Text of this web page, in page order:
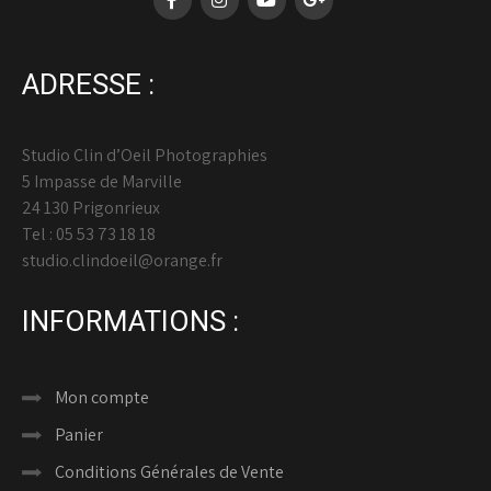
ADRESSE :
Studio Clin d’Oeil Photographies
5 Impasse de Marville
24 130 Prigonrieux
Tel : 05 53 73 18 18
studio.clindoeil@orange.fr
INFORMATIONS :
Mon compte
Panier
Conditions Générales de Vente